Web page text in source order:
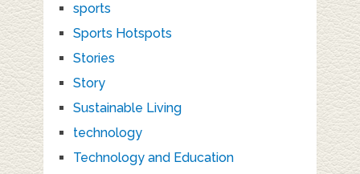
sports
Sports Hotspots
Stories
Story
Sustainable Living
technology
Technology and Education